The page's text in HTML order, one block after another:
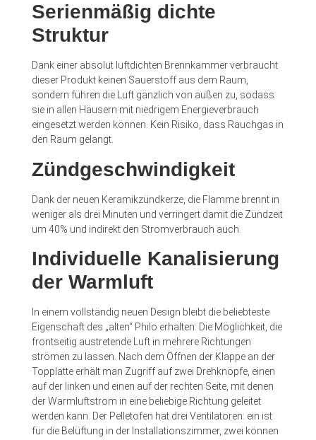
Serienmäßig dichte
Struktur
Dank einer absolut luftdichten Brennkammer verbraucht
dieser Produkt keinen Sauerstoff aus dem Raum,
sondern führen die Luft gänzlich von außen zu, sodass
sie in allen Häusern mit niedrigem Energieverbrauch
eingesetzt werden können. Kein Risiko, dass Rauchgas in
den Raum gelangt.
Zündgeschwindigkeit
Dank der neuen Keramikzündkerze, die Flamme brennt in
weniger als drei Minuten und verringert damit die Zündzeit
um 40% und indirekt den Stromverbrauch auch.
Individuelle Kanalisierung
der Warmluft
In einem vollständig neuen Design bleibt die beliebteste
Eigenschaft des „alten“ Philo erhalten: Die Möglichkeit, die
frontseitig austretende Luft in mehrere Richtungen
strömen zu lassen. Nach dem Öffnen der Klappe an der
Topplatte erhält man Zugriff auf zwei Drehknöpfe, einen
auf der linken und einen auf der rechten Seite, mit denen
der Warmluftstrom in eine beliebige Richtung geleitet
werden kann. Der Pelletofen hat drei Ventilatoren: ein ist
für die Belüftung in der Installationszimmer, zwei können